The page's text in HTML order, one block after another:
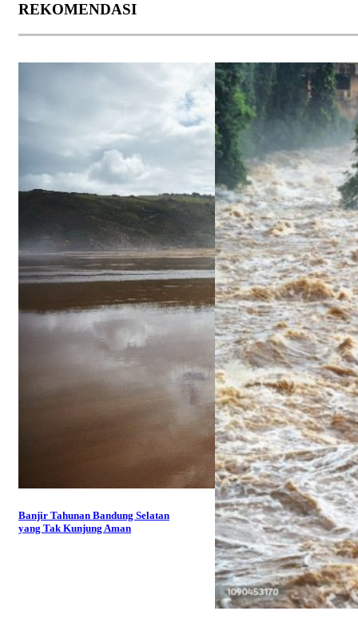
REKOMENDASI
Banjir Tahunan Bandung Selatan
yang Tak Kunjung Aman